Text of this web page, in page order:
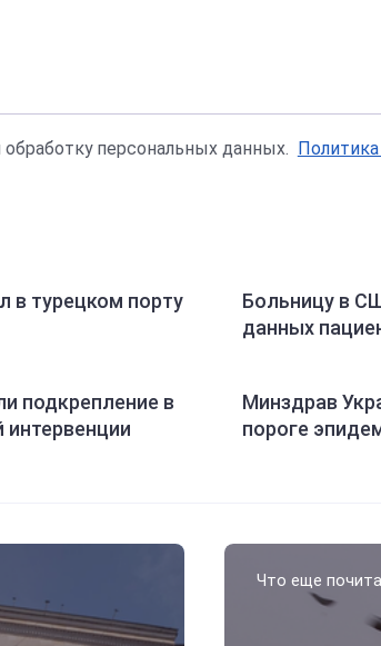
персональных данных.
в турецком порту
Больницу в
данных
подкрепление в
Минздрав
пороге
Что еще